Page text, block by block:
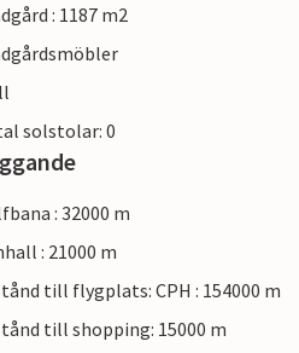
: 1187 m2
solstolar: 0
: 32000 m
: 21000 m
till flygplats: CPH : 154000 m
till shopping: 15000 m